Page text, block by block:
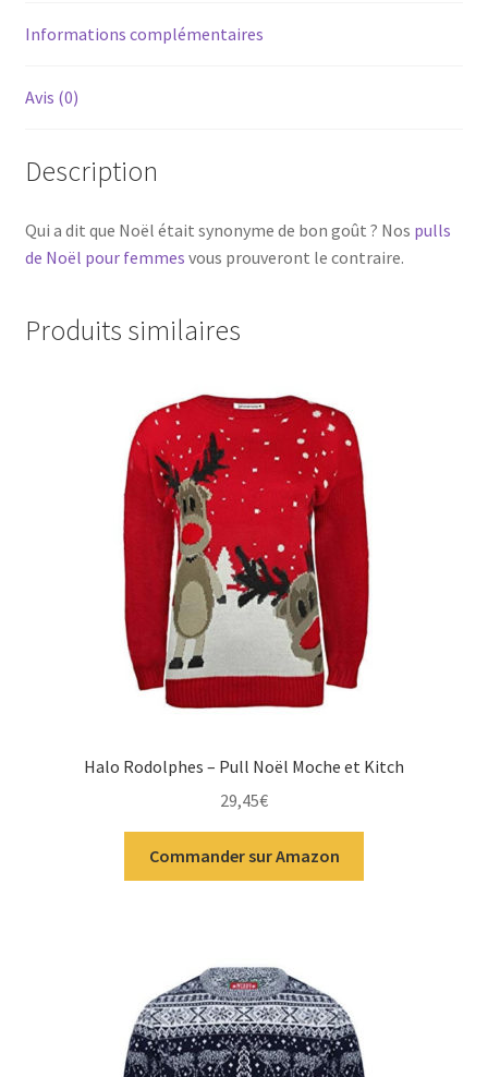
Informations complémentaires
Avis (0)
Description
Qui a dit que Noël était synonyme de bon goût ? Nos pulls
de Noël pour femmes vous prouveront le contraire.
Produits similaires
Halo Rodolphes – Pull Noël Moche et Kitch
29,45€
Commander sur Amazon